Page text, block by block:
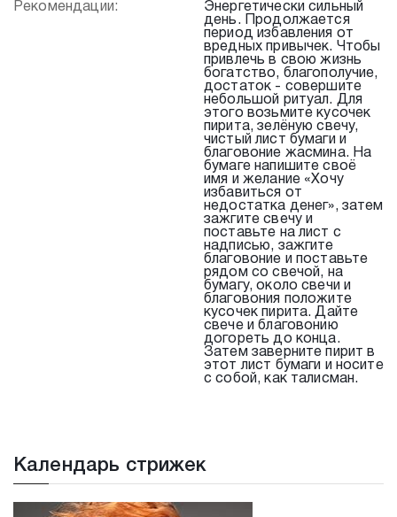
Рекомендации:
Энергетически сильный
день. Продолжается
период избавления от
вредных привычек. Чтобы
привлечь в свою жизнь
богатство, благополучие,
достаток - совершите
небольшой ритуал. Для
этого возьмите кусочек
пирита, зелёную свечу,
чистый лист бумаги и
благовоние жасмина. На
бумаге напишите своё
имя и желание «Хочу
избавиться от
недостатка денег», затем
зажгите свечу и
поставьте на лист с
надписью, зажгите
благовоние и поставьте
рядом со свечой, на
бумагу, около свечи и
благовония положите
кусочек пирита. Дайте
свече и благовонию
догореть до конца.
Затем заверните пирит в
этот лист бумаги и носите
с собой, как талисман.
Календарь стрижек